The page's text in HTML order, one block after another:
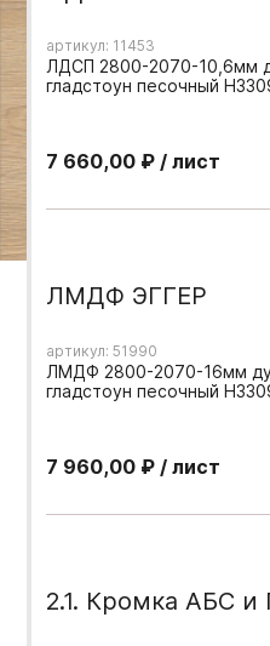
Мебельные образцы,
артикул: 11453
ЛДСП 2800-2070-10,6мм
гладстоун песочный
7 660,00 ₽ / лист
ЛМДФ ЭГГЕР
артикул: 51990
ЛМДФ 2800-2070-16мм
гладстоун песочный
7 960,00 ₽ / лист
2.1. Кромка АБС и